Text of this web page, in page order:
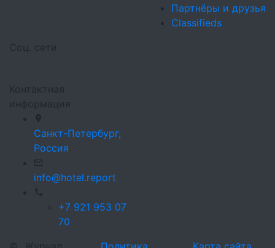
Партнёры и друзья
Classifieds
Соц. сети
Контактная
информация
Санкт-Петербург,
Россия
info@hotel.report
+7 921 953 07
70